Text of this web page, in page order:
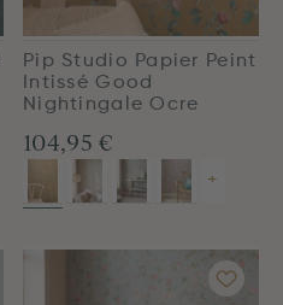
Pip Studio Papier Peint
Intissé Good
Nightingale Ocre
104,95 €
+